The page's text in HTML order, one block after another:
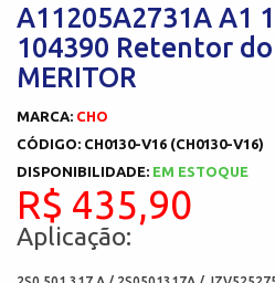
A11205A2731A A1
104390 Retentor
MERITOR
MARCA: CHO
CÓDIGO: CH0130-V16 (CH0130-V16)
DISPONIBILIDADE: EM ESTOQUE
R$ 435,90
Aplicação: